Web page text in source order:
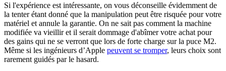
Si l'expérience est intéressante, on vous déconseille évidemment de
la tenter étant donné que la manipulation peut être risquée pour votre
matériel et annule la garantie. On ne sait pas comment la machine
modifiée va vieillir et il serait dommage d'abîmer votre achat pour
des gains qui ne se verront que lors de forte charge sur la puce M2.
Même si les ingénieurs d’Apple peuvent se tromper, leurs choix sont
rarement guidés par le hasard.